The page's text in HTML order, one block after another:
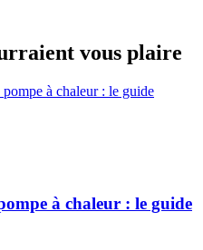
vous plaire
à chaleur : le guide